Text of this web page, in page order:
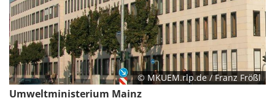
© MKUEM.rlp.de / Franz Frößl
Umweltministerium Mainz